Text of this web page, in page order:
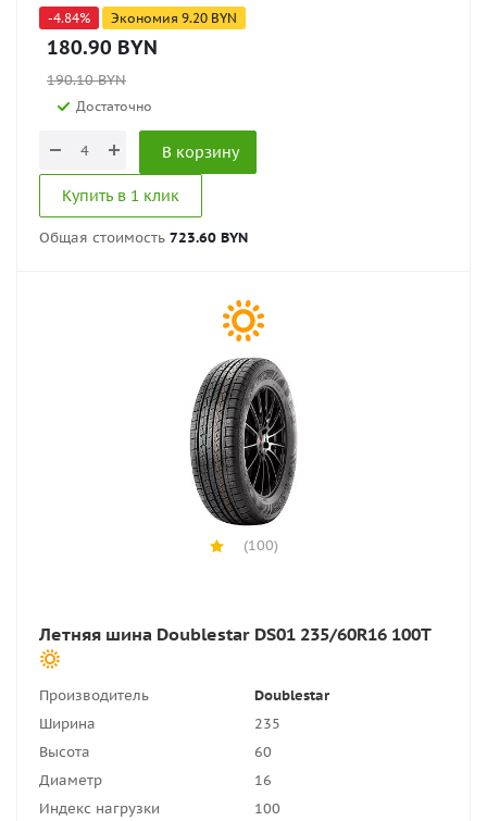
-4.84% Экономия 9.20 BYN
180.90 BYN
190.10BYN
Достаточно
В корзину
Купить в 1 клик
Общая стоимость 723.60 BYN
(100)
Летняя шина Doublestar DS01 235/60R16 100T
Производитель
Doublestar
Ширина
235
Высота
60
Диаметр
16
Индекс нагрузки
100